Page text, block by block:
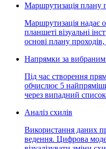
Маршрутизація плану
Маршрутизація надає
планшеті візуальні
основі плану
Напрямки за
Під час створення
обчислює 5
через випадний
Аналіз схилів
Використання даних
ведення. Цифрова